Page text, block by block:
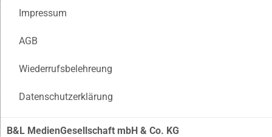
Impressum
AGB
Wiederrufsbelehreung
Datenschutzerklärung
B&L MedienGesellschaft mbH & Co. KG